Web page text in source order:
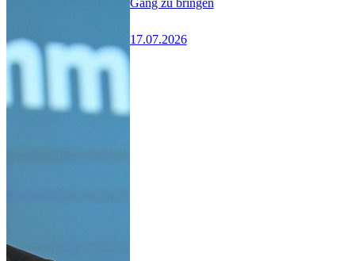
Gang zu bringen
17.07.2026